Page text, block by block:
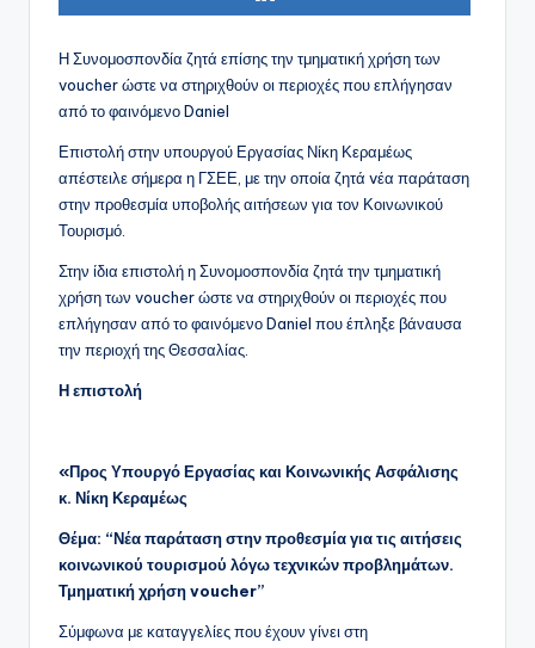
Η Συνομοσπονδία ζητά επίσης την τμηματική χρήση των
voucher ώστε να στηριχθούν οι περιοχές που επλήγησαν
από το φαινόμενο Daniel
Επιστολή στην υπουργού Εργασίας Νίκη Κεραμέως
απέστειλε σήμερα η ΓΣΕΕ, με την οποία ζητά vέα παράταση
στην προθεσμία υποβολής αιτήσεων για τον Κοινωνικού
Τουρισμό.
Στην ίδια επιστολή η Συνομοσπονδία ζητά την τμηματική
χρήση των voucher ώστε να στηριχθούν οι περιοχές που
επλήγησαν από το φαινόμενο Daniel που έπληξε βάναυσα
την περιοχή της Θεσσαλίας.
Η επιστολή
«Προς Υπουργό Εργασίας και Κοινωνικής Ασφάλισης
κ. Νίκη Κεραμέως
Θέμα: “Νέα παράταση στην προθεσμία για τις αιτήσεις
κοινωνικού τουρισμού λόγω τεχνικών προβλημάτων.
Τμηματική χρήση voucher”
Σύμφωνα με καταγγελίες που έχουν γίνει στη